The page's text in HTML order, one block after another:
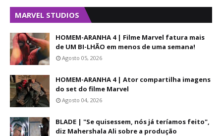
MARVEL STUDIOS
HOMEM-ARANHA 4 | Filme Marvel fatura mais
de UM BI-LHÃO em menos de uma semana!
Agosto 05, 2026
HOMEM-ARANHA 4 | Ator compartilha imagens
do set do filme Marvel
Agosto 04, 2026
BLADE | "Se quisessem, nós já teríamos feito",
diz Mahershala Ali sobre a produção